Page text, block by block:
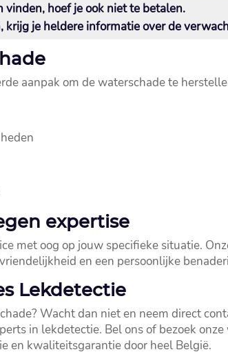
hoef je ook niet te betalen.​
krijg je heldere informatie over de
aanpak om de waterschade te
expertise
met oog op jouw specifieke situatie.​
en een persoonlijke
Lekdetectie
Wacht dan niet en neem direct
in lekdetectie.​ Bel ons of bezoek
en kwaliteitsgarantie door heel België.​